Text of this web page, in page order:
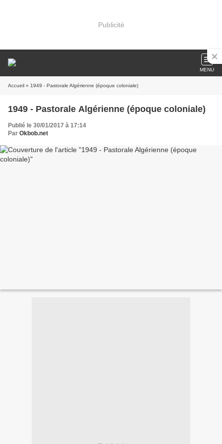
Publicité
MENU
Accueil » 1949 - Pastorale Algérienne (époque coloniale)
1949 - Pastorale Algérienne (époque coloniale)
Publié le 30/01/2017 à 17:14
Par Okbob.net